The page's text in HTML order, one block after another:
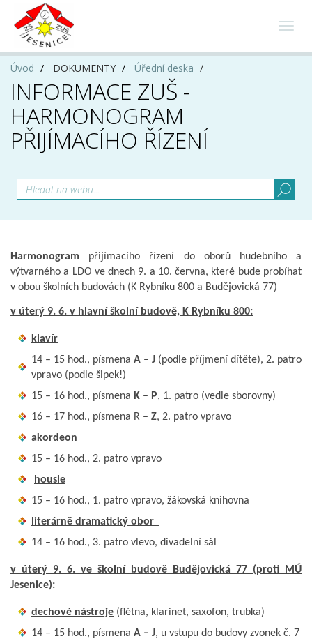
Úvod DOKUMENTY Úřední deska
INFORMACE ZUŠ -
HARMONOGRAM
PŘIJÍMACÍHO ŘÍZENÍ
Harmonogram přijímacího řízení do oborů hudebního a
výtvarného a LDO ve dnech 9. a 10. června, které bude probíhat
v obou školních budovách (K Rybníku 800 a Budějovická 77)
v úterý 9. 6. v hlavní školní budově, K Rybníku 800:
klavír
14 – 15 hod., písmena A – J (podle příjmení dítěte), 2. patro
vpravo (podle šipek!)
15 – 16 hod., písmena K – P, 1. patro (vedle sborovny)
16 – 17 hod., písmena R – Z, 2. patro vpravo
akordeon
15 – 16 hod., 2. patro vpravo
housle
15 – 16 hod., 1. patro vpravo, žákovská knihovna
literárně dramatický obor
14 – 16 hod., 3. patro vlevo, divadelní sál
v úterý 9. 6. ve školní budově Budějovická 77 (proti MÚ
Jesenice):
dechové nástroje (flétna, klarinet, saxofon, trubka)
14 – 15 hod., písmena A – J, u vstupu do budovy zvonek č. 7